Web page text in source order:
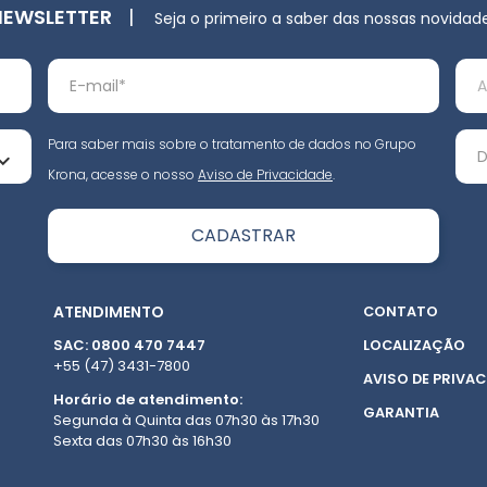
| Seja o primeiro a saber das nossas
Para saber mais sobre o tratamento de dados no Grupo
Krona, acesse o nosso Aviso de Privacidade.
ATENDIMENTO
SAC: 0800 470 7447
+55 (47) 3431-7800
Horário de atendimento:
Segunda à Quinta das 07h30 às 17h30
Sexta das 07h30 às 16h30
CONTATO
LOCALIZAÇÃO
AVISO DE
GARANTIA